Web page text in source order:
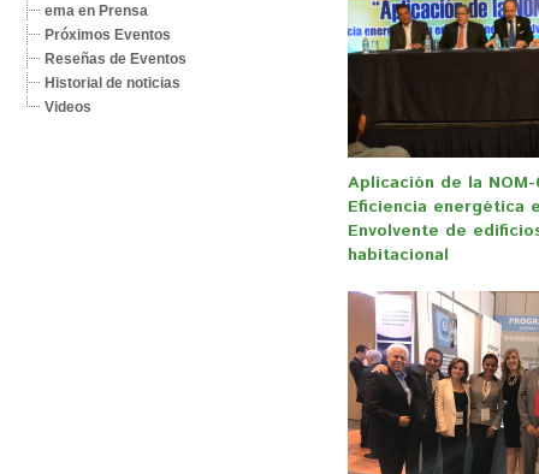
Aplicación de la NOM-
Eficiencia energética
Envolvente de
habitacional
ema en Prensa
Próximos Eventos
Reseñas de Eventos
Historial de noticias
Videos